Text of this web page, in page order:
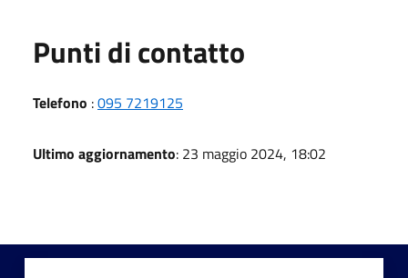
Punti di contatto
Telefono :095 7219125
Ultimo aggiornamento: 23 maggio 2024, 18:02